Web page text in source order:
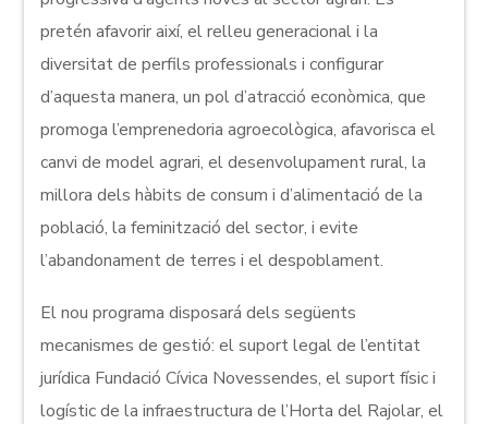
pretén afavorir així, el relleu generacional i la
diversitat de perfils professionals i configurar
d’aquesta manera, un pol d’atracció econòmica, que
promoga l’emprenedoria agroecològica, afavorisca el
canvi de model agrari, el desenvolupament rural, la
millora dels hàbits de consum i d’alimentació de la
població, la feminització del sector, i evite
l’abandonament de terres i el despoblament.
El nou programa disposará dels següents
mecanismes de gestió: el suport legal de l’entitat
jurídica Fundació Cívica Novessendes, el suport físic i
logístic de la infraestructura de l’Horta del Rajolar, el